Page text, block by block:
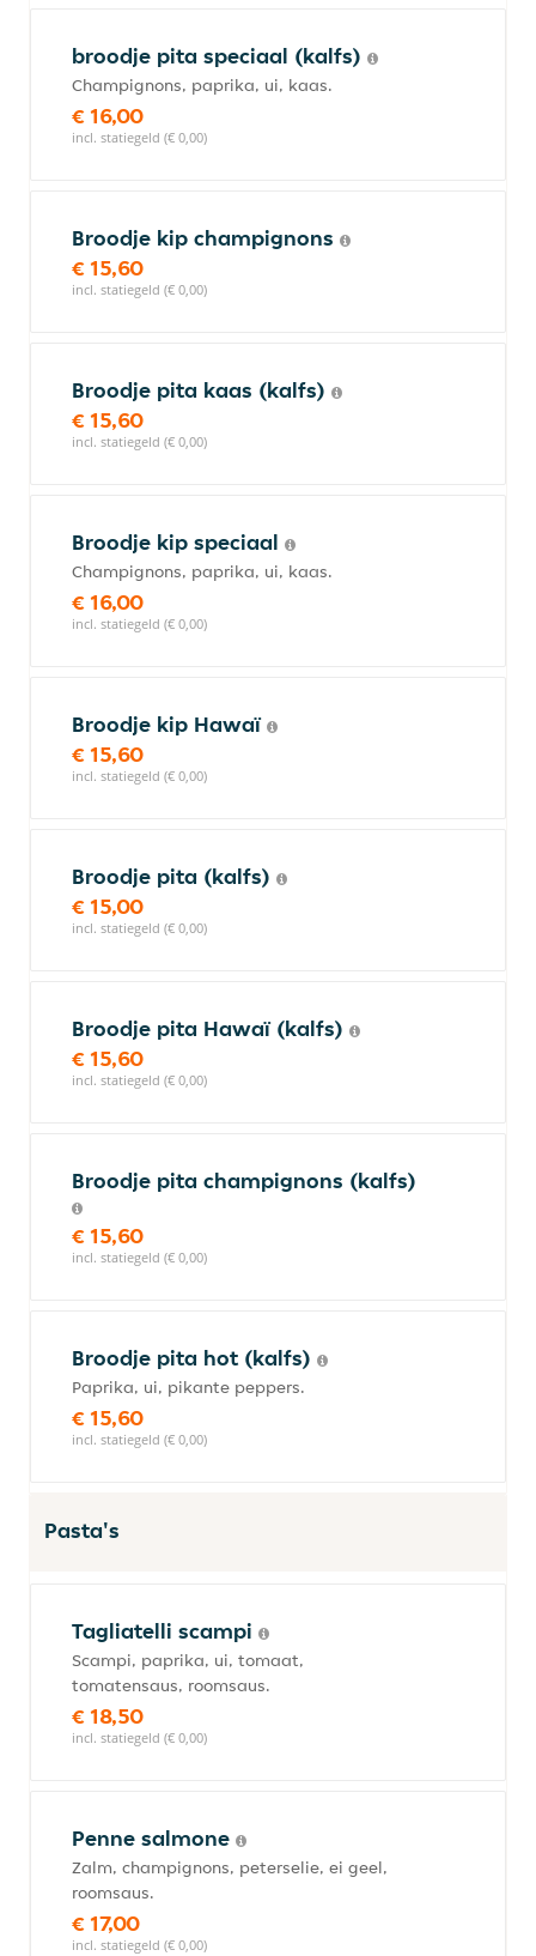
broodje pita speciaal (kalfs)
Champignons, paprika, ui, kaas.
€ 16,00
incl. statiegeld (€ 0,00)
Broodje kip champignons
€ 15,60
incl. statiegeld (€ 0,00)
Broodje pita kaas (kalfs)
€ 15,60
incl. statiegeld (€ 0,00)
Broodje kip speciaal
Champignons, paprika, ui, kaas.
€ 16,00
incl. statiegeld (€ 0,00)
Broodje kip Hawaï
€ 15,60
incl. statiegeld (€ 0,00)
Broodje pita (kalfs)
€ 15,00
incl. statiegeld (€ 0,00)
Broodje pita Hawaï (kalfs)
€ 15,60
incl. statiegeld (€ 0,00)
Broodje pita champignons (kalfs)
€ 15,60
incl. statiegeld (€ 0,00)
Broodje pita hot (kalfs)
Paprika, ui, pikante peppers.
€ 15,60
incl. statiegeld (€ 0,00)
Pasta's
Tagliatelli scampi
Scampi, paprika, ui, tomaat,
tomatensaus, roomsaus.
€ 18,50
incl. statiegeld (€ 0,00)
Penne salmone
Zalm, champignons, peterselie, ei geel,
roomsaus.
€ 17,00
incl. statiegeld (€ 0,00)